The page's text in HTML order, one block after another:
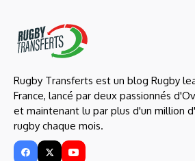
Rugby Transferts est un blog Rugby
France, lancé par deux passionnés
et maintenant lu par plus d'un million
rugby chaque mois.